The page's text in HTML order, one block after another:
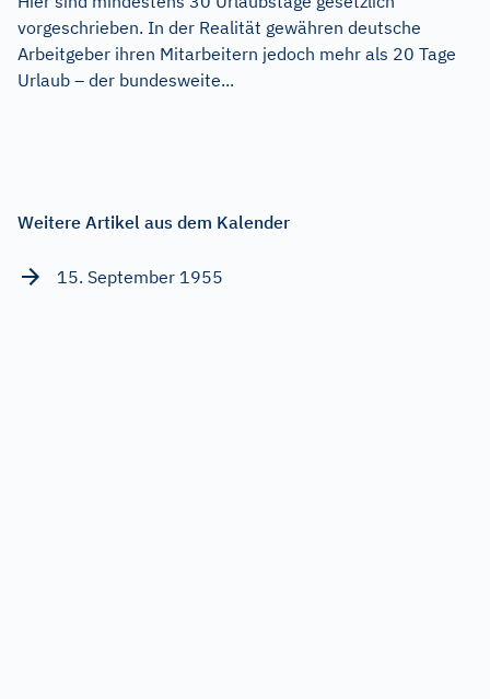
vorgeschrieben. In der Realität gewähren deutsche
Arbeitgeber ihren Mitarbeitern jedoch mehr als 20 Tage
Urlaub – der bundesweite...
Weitere Artikel aus dem Kalender
15. September 1955